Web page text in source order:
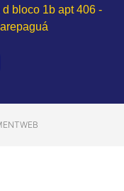
bloco 1b apt 406 -